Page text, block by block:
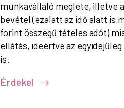
munkavállaló megléte, illetve
bevétel (ezalatt az idő alatt is
forint összegű tételes adót)
ellátás, ideértve az
is.
Érdekel